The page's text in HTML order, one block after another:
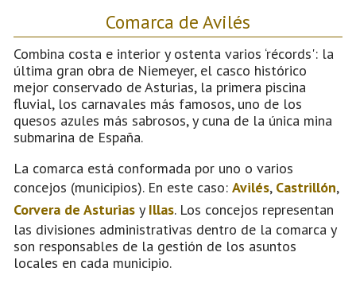
Comarca de Avilés
Combina costa e interior y ostenta varios ‘récords': la
última gran obra de Niemeyer, el casco histórico
mejor conservado de Asturias, la primera piscina
fluvial, los carnavales más famosos, uno de los
quesos azules más sabrosos, y cuna de la única mina
submarina de España.
La comarca está conformada por uno o varios
concejos (municipios). En este caso: Avilés, Castrillón,
Corvera de Asturias y Illas. Los concejos representan
las divisiones administrativas dentro de la comarca y
son responsables de la gestión de los asuntos
locales en cada municipio.